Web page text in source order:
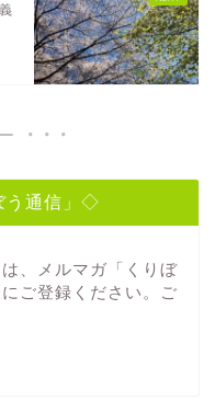
う通信」◇
、メルマガ「くりぼ
ご登録ください。ご